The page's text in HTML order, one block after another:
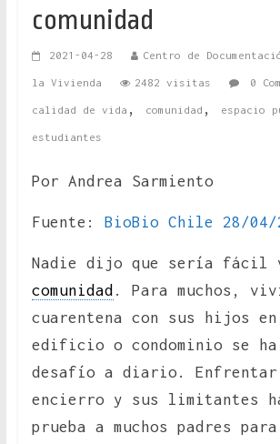
comunidad
2021-04-28 Centro de
la Vivienda 2482 visitas 0
calidad de vida , comunidad , espacio
estudiantes
Por Andrea Sarmiento
Fuente: BioBio Chile 28/04/
Nadie dijo que sería fácil
comunidad . Para muchos,
cuarentena con sus hijos en
edificio o condominio se
desafío a diario.
encierro y sus limitantes
prueba a muchos padres para